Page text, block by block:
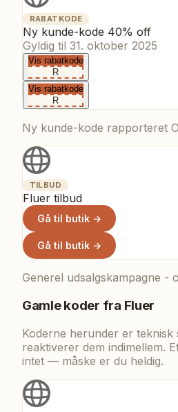
RABATKODE
Ny kunde-kode 40% off
Gyldig til 31. oktober 2025
Vis rabatkode
R
Vis rabatkode
R
Ny kunde-kode rapporteret
TILBUD
Fluer tilbud
Gå til butik →
Gå til butik →
Generel udsalgskampagne -
Gamle koder fra Fluer
Koderne herunder er
reaktiverer dem indimellem.
intet — måske er du heldig.